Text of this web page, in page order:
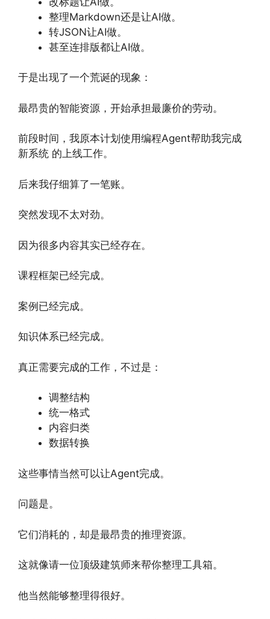
整理Markdown还是让AI做。
转JSON让AI做。
甚至连排版都让AI做。
于是出现了一个荒诞的现象：
最昂贵的智能资源，开始承担最廉价的劳动。
前段时间，我原本计划使用编程Agent帮助我完成
新系统 的上线工作。
后来我仔细算了一笔账。
突然发现不太对劲。
因为很多内容其实已经存在。
课程框架已经完成。
案例已经完成。
知识体系已经完成。
真正需要完成的工作，不过是：
调整结构
统一格式
内容归类
数据转换
这些事情当然可以让Agent完成。
问题是。
它们消耗的，却是最昂贵的推理资源。
这就像请一位顶级建筑师来帮你整理工具箱。
他当然能够整理得很好。